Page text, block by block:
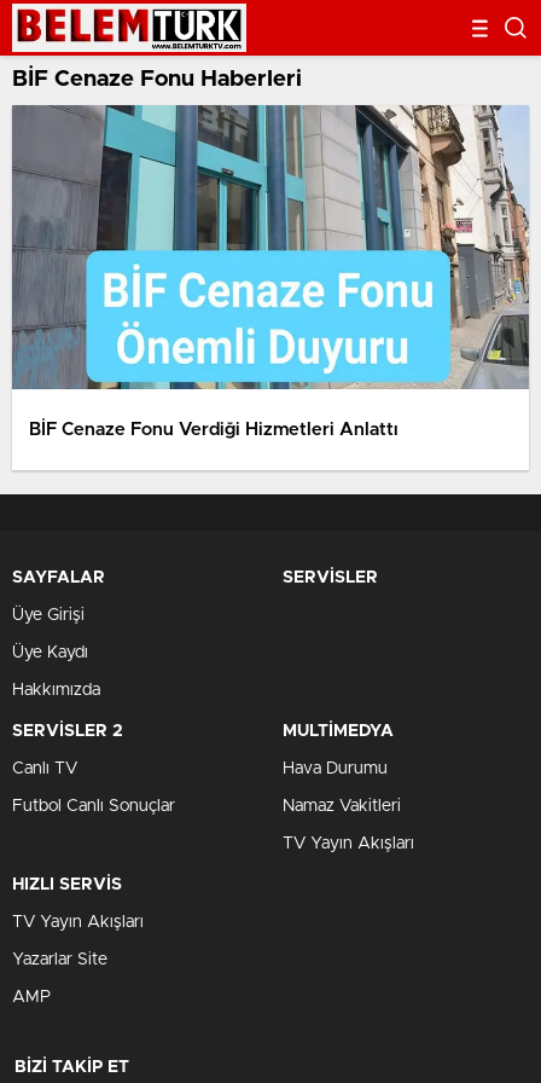
BİF Cenaze Fonu Haberleri
BİF Cenaze Fonu Verdiği Hizmetleri Anlattı
SAYFALAR
Üye Girişi
Üye Kaydı
Hakkımızda
SERVİSLER
SERVİSLER 2
Canlı TV
Futbol Canlı Sonuçlar
MULTİMEDYA
Hava Durumu
Namaz Vakitleri
TV Yayın Akışları
HIZLI SERVİS
TV Yayın Akışları
Yazarlar Site
AMP
BİZİ TAKİP ET